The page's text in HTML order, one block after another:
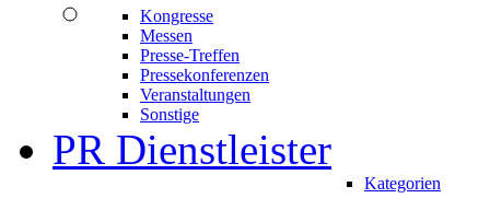
Kongresse
Messen
Presse-Treffen
Pressekonferenzen
Veranstaltungen
Sonstige
PR Dienstleister
Kategorien